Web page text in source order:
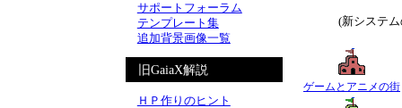
サポートフォーラム
テンプレート集
追加背景画像一覧
旧GaiaX解説
ＨＰ作りのヒント
(新システ
ゲームとアニメの街